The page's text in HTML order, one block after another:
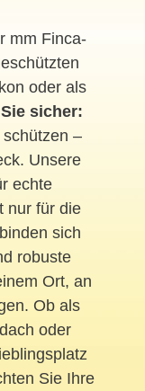
mm Finca-
oder als
sicher:
–
Unsere
echte
nur für die
sich
robuste
Ort, an
Ob als
oder
Sie Ihre